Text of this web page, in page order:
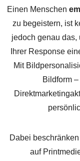
Einen Menschen
zu begeistern, ist
jedoch genau das,
Ihrer Response
Mit
Bildform
Dabei
auf